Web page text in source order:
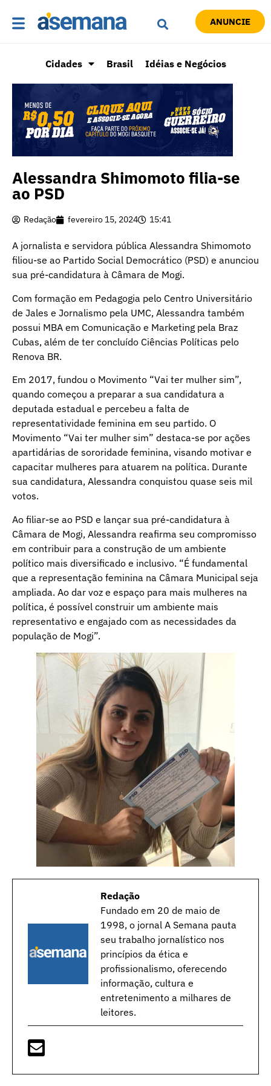
ANUNCIE
Cidades Brasil Idéias e Negócios
Alessandra Shimomoto filia-se
ao PSD
Redação fevereiro 15, 2024 15:41
A jornalista e servidora pública Alessandra Shimomoto
filiou-se ao Partido Social Democrático (PSD) e anunciou
sua pré-candidatura à Câmara de Mogi.
Com formação em Pedagogia pelo Centro Universitário
de Jales e Jornalismo pela UMC, Alessandra também
possui MBA em Comunicação e Marketing pela Braz
Cubas, além de ter concluído Ciências Políticas pelo
Renova BR.
Em 2017, fundou o Movimento “Vai ter mulher sim”,
quando começou a preparar a sua candidatura a
deputada estadual e percebeu a falta de
representatividade feminina em seu partido. O
Movimento “Vai ter mulher sim” destaca-se por ações
apartidárias de sororidade feminina, visando motivar e
capacitar mulheres para atuarem na política. Durante
sua candidatura, Alessandra conquistou quase seis mil
votos.
Ao filiar-se ao PSD e lançar sua pré-candidatura à
Câmara de Mogi, Alessandra reafirma seu compromisso
em contribuir para a construção de um ambiente
político mais diversificado e inclusivo. “É fundamental
que a representação feminina na Câmara Municipal seja
ampliada. Ao dar voz e espaço para mais mulheres na
política, é possível construir um ambiente mais
representativo e engajado com as necessidades da
população de Mogi”.
Redação
Fundado em 20 de maio de
1998, o jornal A Semana pauta
seu trabalho jornalístico nos
princípios da ética e
profissionalismo, oferecendo
informação, cultura e
entretenimento a milhares de
leitores.